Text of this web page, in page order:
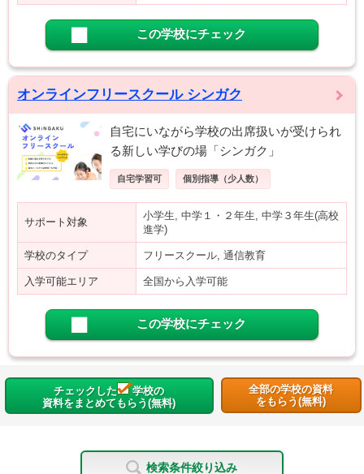
この学校にチェック
オンラインフリースクール シンガク
自宅にいながら学校の出席扱いが受けられ
る新しい学びの場「シンガク」
自宅学習可 個別指導（少人数）
サポート対象
小学生, 中学１・２年生, 中学３年生(高校
進学)
学校のタイプ フリースクール, 通信教育
入学可能エリア 全国から入学可能
この学校にチェック
チェックした
学校の
資料をまとめてもらう(無料)
全部の学校の資料
をもらう(無料)
検索条件絞り込み